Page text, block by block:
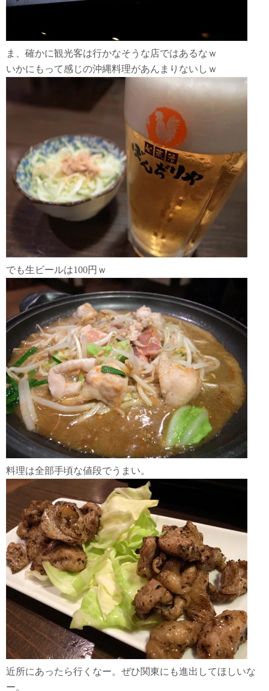
ま、確かに観光客は行かなそうな店ではあるなｗ
いかにもって感じの沖縄料理があんまりないしｗ
でも生ビールは100円ｗ
料理は全部手頃な値段でうまい。
近所にあったら行くなー。ぜひ関東にも進出してほしいな
ー。